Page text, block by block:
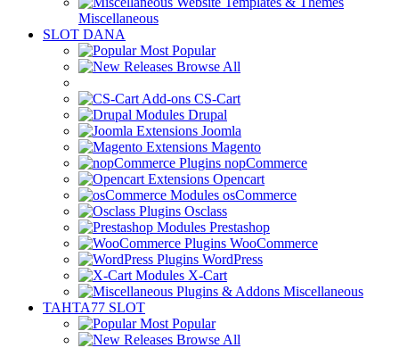
Miscellaneous
SLOT DANA
Most Popular
Browse All
CS-Cart
Drupal
Joomla
Magento
nopCommerce
Opencart
osCommerce
Osclass
Prestashop
WooCommerce
WordPress
X-Cart
Miscellaneous
TAHTA77 SLOT
Most Popular
Browse All